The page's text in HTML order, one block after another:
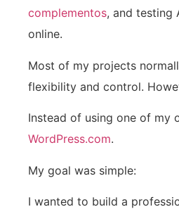
complementos, and testing
online.
Most of my projects
flexibility and control.
Instead of using one of my
WordPress.com.
My goal was simple:
I wanted to build a